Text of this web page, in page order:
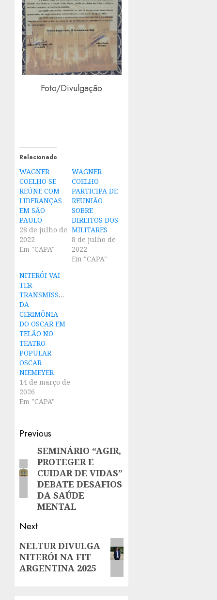
Foto/Divulgação
Relacionado
WAGNER
COELHO SE
REÚNE COM
LIDERANÇAS
EM SÃO
PAULO
28 de julho de
2022
Em "CAPA"
WAGNER
COELHO
PARTICIPA DE
REUNIÃO
SOBRE
DIREITOS DOS
MILITARES
8 de julho de
2022
Em "CAPA"
NITERÓI VAI
TER
TRANSMISSÃO
DA
CERIMÔNIA
DO OSCAR EM
TELÃO NO
TEATRO
POPULAR
OSCAR
NIEMEYER
14 de março de
2026
Em "CAPA"
Post
navigation
Previous
Previous
post:
SEMINÁRIO “AGIR,
PROTEGER E
CUIDAR DE VIDAS”
DEBATE DESAFIOS
DA SAÚDE
MENTAL
Next
Next
post:
NELTUR DIVULGA
NITERÓI NA FIT
ARGENTINA 2025